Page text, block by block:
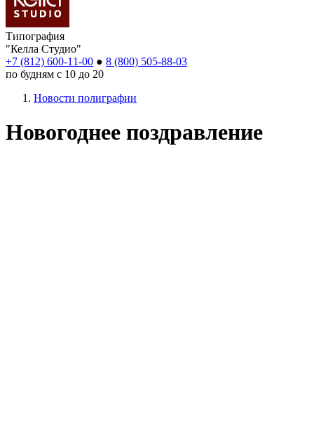
Типография
"Келла Студио"
+7 (812) 600-11-00 ● 8 (800) 505-88-03
по будням с 10 до 20
Новости полиграфии
Новогоднее поздравление